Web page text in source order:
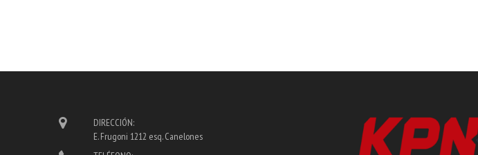
DIRECCIÓN:
E. Frugoni 1212 esq. Canelones